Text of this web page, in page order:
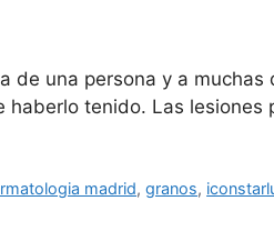
de una persona y a
tenido. Las
madrid,granos,